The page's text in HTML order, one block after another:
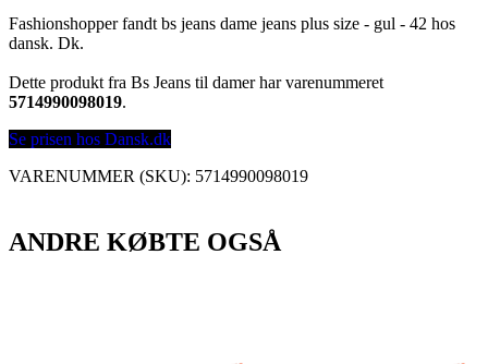
Fashionshopper fandt bs jeans dame jeans plus size - gul - 42 hos
dansk. Dk.
Dette produkt fra Bs Jeans til damer har varenummeret
5714990098019.
Se prisen hos Dansk.dk
VARENUMMER (SKU): 5714990098019
ANDRE KØBTE OGSÅ